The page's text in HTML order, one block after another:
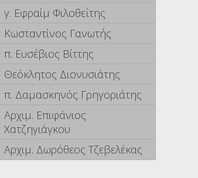
γ. Εφραίμ Φιλοθεΐτης
Κωσταντίνος Γανωτής
π. Ευσέβιος Βίττης
Θεόκλητος Διονυσιάτης
π. Δαμασκηνός Γρηγοριάτης
Αρχιμ. Επιφάνιος
Χατζηγιάγκου
Αρχιμ. Δωρόθεος Τζεβελέκας